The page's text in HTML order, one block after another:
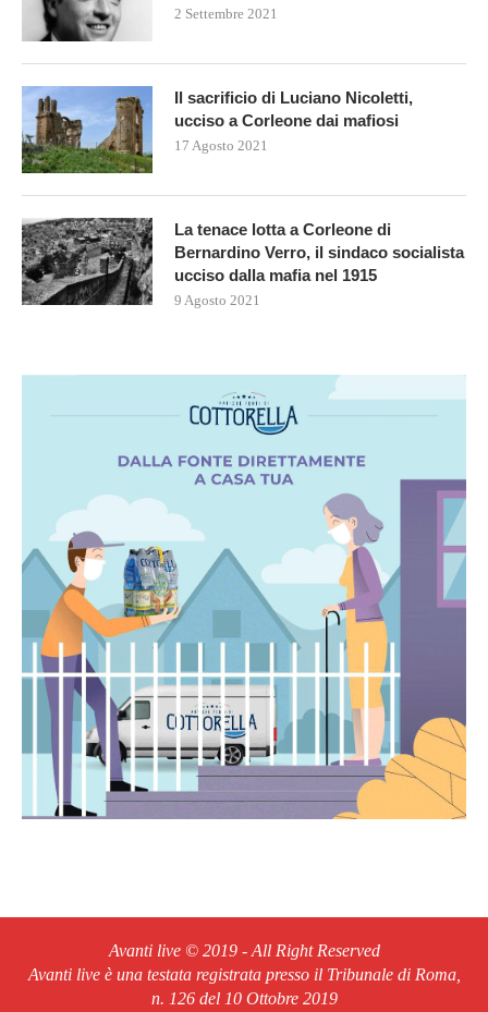
2 Settembre 2021
Il sacrificio di Luciano Nicoletti,
ucciso a Corleone dai mafiosi
17 Agosto 2021
La tenace lotta a Corleone di
Bernardino Verro, il sindaco socialista
ucciso dalla mafia nel 1915
9 Agosto 2021
Avanti live © 2019 - All Right Reserved
Avanti live è una testata registrata presso il Tribunale di Roma,
n. 126 del 10 Ottobre 2019